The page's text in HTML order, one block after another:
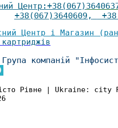
Центр :+38(067)
+38(067)3640609 ,
Центр і Магазин
Група компаній
Рівне | Ukraine: